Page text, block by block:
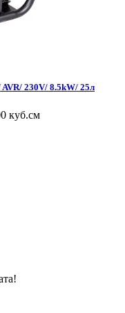
AVR/ 230V/ 8.5kW/ 25л
куб.см